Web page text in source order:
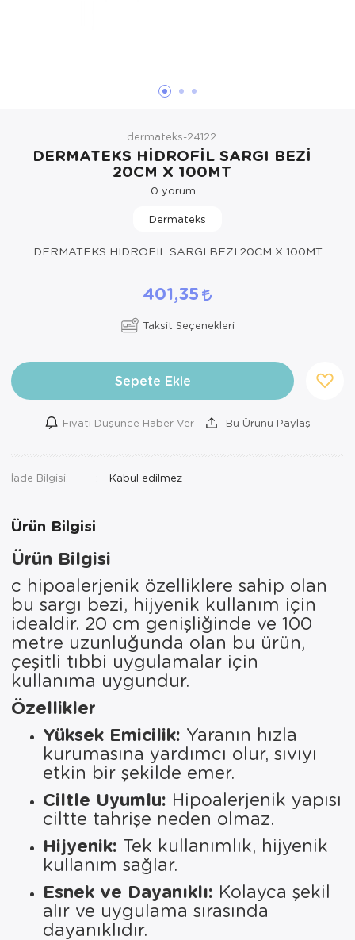
Ortopedi Ürünleri
Ortopedi Ürünleri
Sarf Malzemeleri
Sarf Malzemeleri
Yara Bakım Ürünleri
dermateks-24122
DERMATEKS HİDROFİL SARGI BEZİ
20CM X 100MT
0 yorum
Dermateks
DERMATEKS HİDROFİL SARGI BEZİ 20CM X 100MT
401,35
Taksit Seçenekleri
Sepete Ekle
Fiyatı Düşünce Haber Ver Bu Ürünü Paylaş
İade Bilgisi:
Ürün Bilgisi
Ürün Bilgisi
c hipoalerjenik özelliklere sahip olan
bu sargı bezi, hijyenik kullanım için
idealdir. 20 cm genişliğinde ve 100
metre uzunluğunda olan bu ürün,
çeşitli tıbbi uygulamalar için
kullanıma uygundur.
Özellikler
Yüksek Emicilik: Yaranın hızla
kurumasına yardımcı olur, sıvıyı
etkin bir şekilde emer.
Ciltle Uyumlu: Hipoalerjenik yapısı
ciltte tahrişe neden olmaz.
Hijyenik: Tek kullanımlık, hijyenik
kullanım sağlar.
Esnek ve Dayanıklı: Kolayca şekil
alır ve uygulama sırasında
dayanıklıdır.